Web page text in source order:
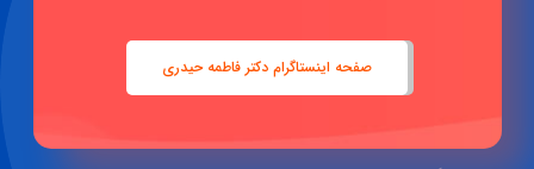
صفحه اینستاگرام دکتر فاطمه حیدری